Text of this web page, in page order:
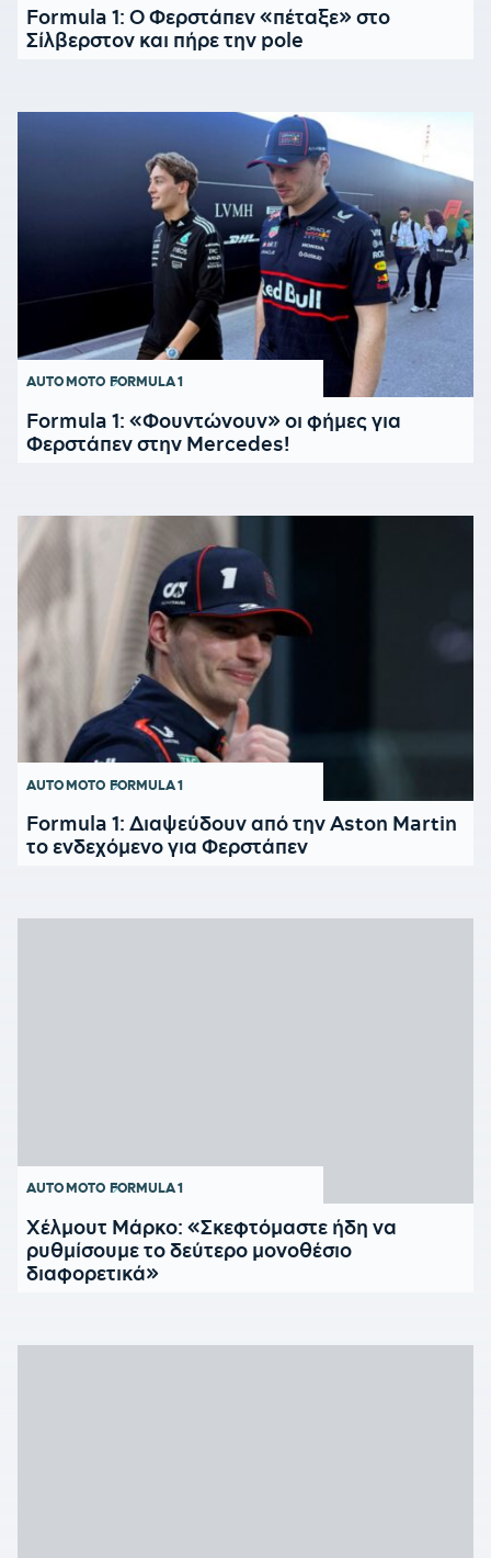
Formula 1: Ο Φερστάπεν «πέταξε» στο
Σίλβερστον και πήρε την pole
AUTO MOTO FORMULA 1
Formula 1: «Φουντώνουν» οι φήμες για
Φερστάπεν στην Mercedes!
AUTO MOTO FORMULA 1
Formula 1: Διαψεύδουν από την Aston Martin
το ενδεχόμενο για Φερστάπεν
AUTO MOTO FORMULA 1
Χέλμουτ Μάρκο: «Σκεφτόμαστε ήδη να
ρυθμίσουμε το δεύτερο μονοθέσιο
διαφορετικά»